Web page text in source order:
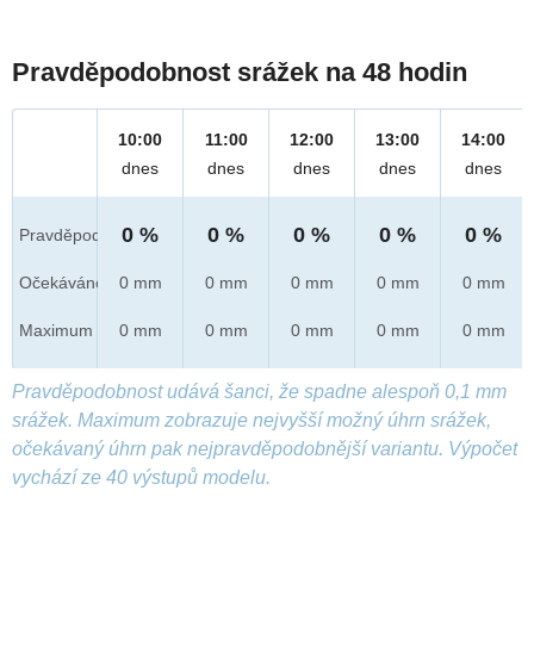
Pravděpodobnost srážek na 48 hodin
Pravděpod.
Očekáváno
Maximum
10:00
dnes
0 %
0 mm
0 mm
11:00
dnes
0 %
0 mm
0 mm
12:00
dnes
0 %
0 mm
0 mm
13:00
dnes
0 %
0 mm
0 mm
14:00
dnes
0 %
0 mm
0 mm
Pravděpodobnost udává šanci, že spadne alespoň 0,1 mm
srážek. Maximum zobrazuje nejvyšší možný úhrn srážek,
očekávaný úhrn pak nejpravděpodobnější variantu. Výpočet
vychází ze 40 výstupů modelu.